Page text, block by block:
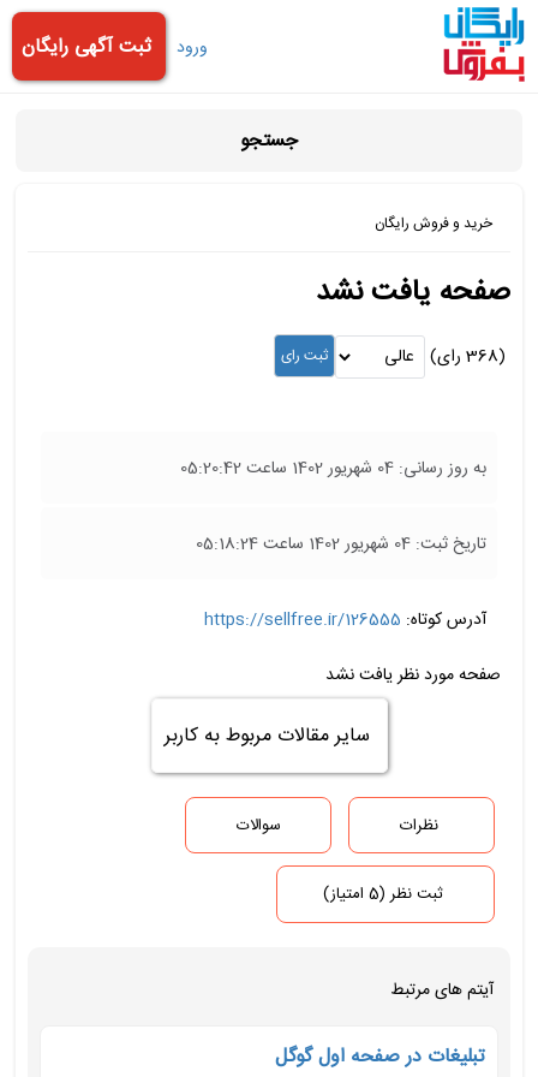
ورود ثبت آگهی رایگان
جستجو
خرید و فروش رایگان
صفحه یافت نشد
(368 رای)
به روز رسانی: 04 شهریور 1402 ساعت 05:20:42
تاریخ ثبت: 04 شهریور 1402 ساعت 05:18:24
آدرس کوتاه: https://sellfree.ir/126555
صفحه مورد نظر یافت نشد
سایر مقالات مربوط به کاربر
نظرات سوالات
ثبت نظر (5 امتیاز)
آیتم های مرتبط
تبلیغات در صفحه اول گوگل